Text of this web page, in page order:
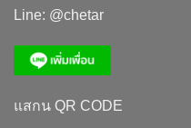
Line: @chetar
แสกน QR CODE